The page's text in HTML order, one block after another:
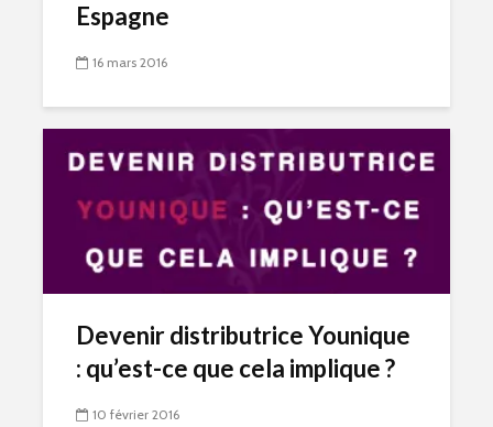
Espagne
16 mars 2016
Devenir distributrice Younique
: qu’est-ce que cela implique ?
10 février 2016